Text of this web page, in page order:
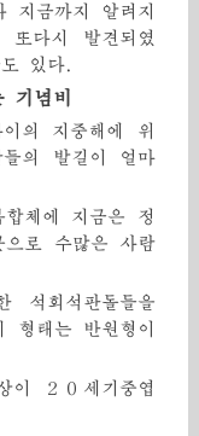
지금까지 알려지
다시 발견되였
있다.
기념비
이의 지중해에 위
의 발길이 얼마
체에 지금은 정
으로 수많은 사람
석회석판돌들을
형태는 반원형이
이 ２０세기중엽